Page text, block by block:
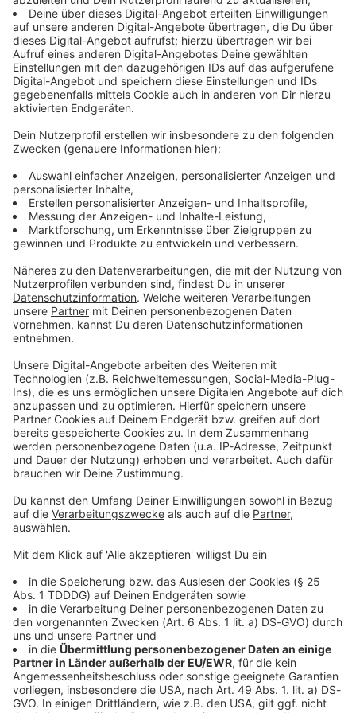
Immer auf dem Laufenden
bleiben!
Verpass' nichts mehr - mit unserem kostenlosen
ANTENNE BAYERN Newsletter. Ob Nachrichten,
Lifestyle oder unsere neuesten Aktionen - wir
informieren dich.
Zum Newsletter anmelden
Du möchtest uns etwas sagen?
Kontaktformular
Sprachnachricht
© dpa-infocom, dpa:260114-930-544969/1
DAS KÖNNTE DICH AUCH INTERESSIEREN
Bayern